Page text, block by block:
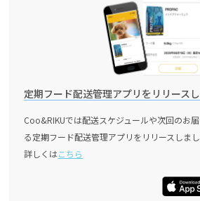
定期フード配送管理アプリをリリースし
Coo&RIKUでは配送スケジュールや次回のお
る定期フード配送管理アプリをリリースしまし
詳しくはこちら